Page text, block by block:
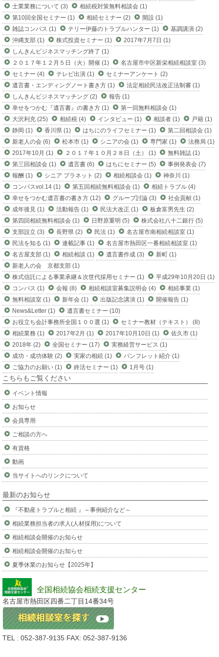
士業業務について (3)
相続税対策無料相談会 (1)
第10回全国セミナー (1)
相続セミナー (2)
開設 (1)
雑誌コンパス (1)
テリー伊藤のトラブルハンター (1)
基調講演 (2)
沖縄支部 (1)
株式投資セミナー (1)
2017年7月7日 (1)
しんきんビジネスマッチング終了 (1)
２０１７年１２月５日（火）開催 (1)
名古屋市中区新栄相続相談室 (3)
セミナー (4)
テレビ出演 (1)
セミナーアンケート (2)
遺言書・エンディングノート書き方 (1)
法定相続民法改正法制審 (1)
しんきんビジネスマッチング (2)
報告 (1)
幸せをつかむ『遺言書』の書き方 (1)
第一回無料相談会 (1)
大沢利充 (25)
相続税 (4) インタビュー (1) 相談者 (1)
戸籍 (1)
静岡 (1)
香川県 (1) はちにのライフセミナー (1)
第二回相談会 (1)
新老人の会 (6)
松本市 (1) シニアの会 (1) 専門家 (1)
法務局 (1)
2017年10月 (1)
２０１７年１０月２８日（土） (1)
無料雑誌 (1)
第三回相談会 (1)
遺言書 (6) はちにセミナー (5)
事例発表会 (7)
報酬 (1)
シニア プラネット (2) 相続相談会 (1)
神奈川 (1)
コンパスvol.14 (1)
第五回相続無料相談会 (1)
相続トラブル (4)
幸せをつかむ遺言書の書き方 (12)
グループ討論 (3)
社会貢献 (1)
成年後見 (1)
活動報告 (1) 民法大改正 (1)
板倉富男先生 (2)
第四回相続無料相談会 (1)
日野原重明 (5)
株式会社八十二銀行 (5)
支部設立 (3)
長野県 (2) 民法 (1)
名古屋市南相続相談室 (1)
民法を知る (1)
連載記事 (1)
名古屋市熱田区一番相続相談室 (1)
名古屋支部 (1)
相続相談 (1) 遺言書作成 (3)
新町 (1)
新老人の会 京都支部 (1)
株式信託による事業承継＆次世代採用セミナー (1)
平成29年10月20日 (1)
コンパス (1)
会報 (8) 相続相談室募集説明会 (4)
相続事業 (1)
無料相談室 (1)
新年会 (1) 出版記念講演 (1)
開催報告 (1)
News&Letter (1)
遺言書セミナー (10)
お役立ち会計事務所全国１００選 (1)
セミナー教材（テキスト） (8)
相続業務 (1)
2017年2月 (1) 2017年10月10日 (1)
佐久市 (1)
2018年 (2)
全国セミナー (17)
実務経営サービス (1)
成功・成功体験 (2)
実家の相続 (1)
パンフレット紹介 (1)
ご協力のお願い (1)
終活セミナー (1) 1月号 (1)
こちらもご覧ください
イベント情報
お知らせ
会員専用
ご相談の方へ
有資格
動画
当サイトへのリンクについて
最新のお知らせ
『不動産トラブルと相続 』～事例紹介など～
相続業務担当者の求人(人材採用)について
相続相談会開催のお知らせ
相続相談会開催のお知らせ
夏季休業のお知らせ【2025年】
全国相続協会相続支援センター
名古屋市熱田区四番二丁目14番34号
TEL : 052-387-9135 FAX: 052-387-9136